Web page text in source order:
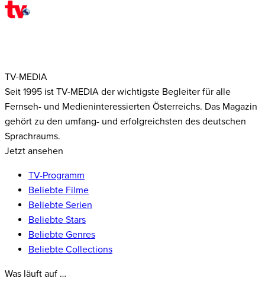
TV-MEDIA
Seit 1995 ist TV-MEDIA der wichtigste Begleiter für alle
Fernseh- und Medieninteressierten Österreichs. Das Magazin
gehört zu den umfang- und erfolgreichsten des deutschen
Sprachraums.
Jetzt ansehen
TV-Programm
Beliebte Filme
Beliebte Serien
Beliebte Stars
Beliebte Genres
Beliebte Collections
Was läuft auf …